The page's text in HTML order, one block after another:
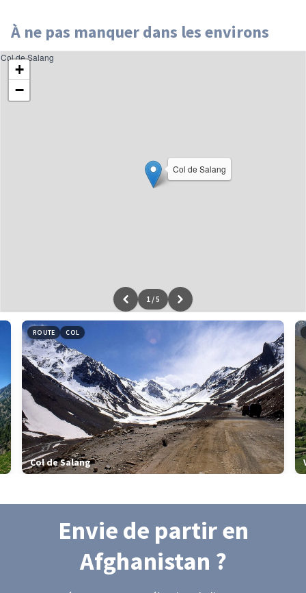
À ne pas manquer dans les environs
Col de Salang
+
−
Leaflet|données ©OpenStreetMap/ODbL - renduOSM France
Col de Salang
1 /5
ROUTE COL
Col de Salang
Envie de partiren
Afghanistan ?